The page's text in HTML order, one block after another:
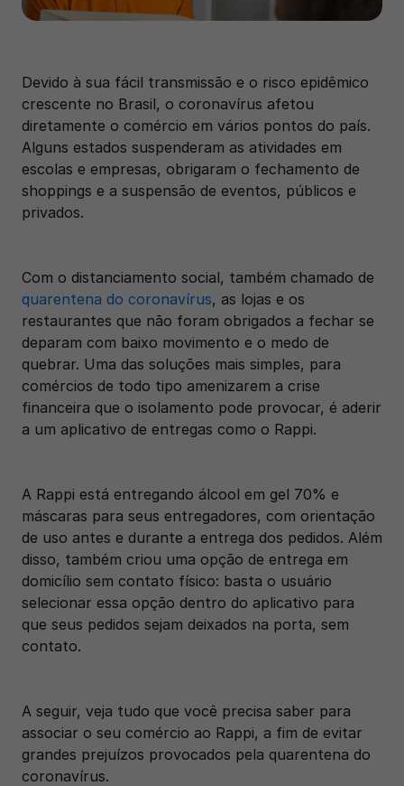
Devido à sua fácil transmissão e o risco epidêmico
crescente no Brasil, o coronavírus afetou
diretamente o comércio em vários pontos do país.
Alguns estados suspenderam as atividades em
escolas e empresas, obrigaram o fechamento de
shoppings e a suspensão de eventos, públicos e
privados.
quarentena do coronavírus, as lojas e os
restaurantes que não foram obrigados a fechar se
deparam com baixo movimento e o medo de
quebrar. Uma das soluções mais simples, para
comércios de todo tipo amenizarem a crise
financeira que o isolamento pode provocar, é aderir
a um aplicativo de entregas como o Rappi.
A Rappi está entregando álcool em gel 70% e
máscaras para seus entregadores, com orientação
de uso antes e durante a entrega dos pedidos. Além
disso, também criou uma opção de entrega em
domicílio sem contato físico: basta o usuário
selecionar essa opção dentro do aplicativo para
que seus pedidos sejam deixados na porta, sem
contato.
A seguir, veja tudo que você precisa saber para
associar o seu comércio ao Rappi, a fim de evitar
grandes prejuízos provocados pela quarentena do
coronavírus.